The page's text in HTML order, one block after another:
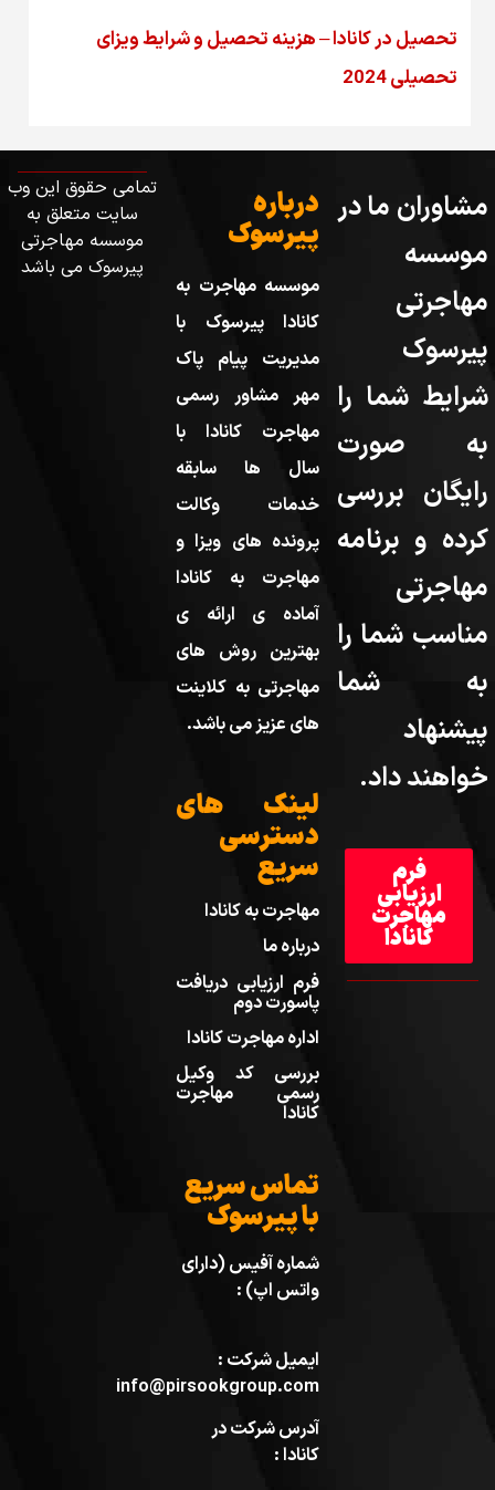
تحصیل در کانادا – هزینه‌ تحصیل و شرایط ویزای
تحصیلی 2024
مشاوران ما در
موسسه
مهاجرتی
پیرسوک
شرایط شما را
به صورت
رایگان بررسی
کرده و برنامه
مهاجرتی
مناسب شما را
به شما
پیشنهاد
خواهند داد.
فرم
ارزیابی
مهاجرت
کانادا
درباره
پیرسوک
موسسه مهاجرت به
کانادا پیرسوک با
مدیریت پیام پاک
مهر مشاور رسمی
مهاجرت کانادا با
سال ها سابقه
خدمات وکالت
پرونده های ویزا و
مهاجرت به کانادا
آماده ی ارائه ی
بهترین روش های
مهاجرتی به کلاینت
های عزیز می باشد.
لینک های
دسترسی
سریع
مهاجرت به کانادا
درباره ما
فرم ارزیابی دریافت
پاسورت دوم
اداره مهاجرت کانادا
بررسی کد وکیل
رسمی مهاجرت
کانادا
تماس سریع
با پیرسوک
شماره آفیس (دارای
واتس اپ) :
ایمیل شرکت :
info@pirsookgroup.com
آدرس شرکت در
کانادا :
تمامی حقوق این وب
سایت متعلق به
موسسه مهاجرتی
پیرسوک می باشد